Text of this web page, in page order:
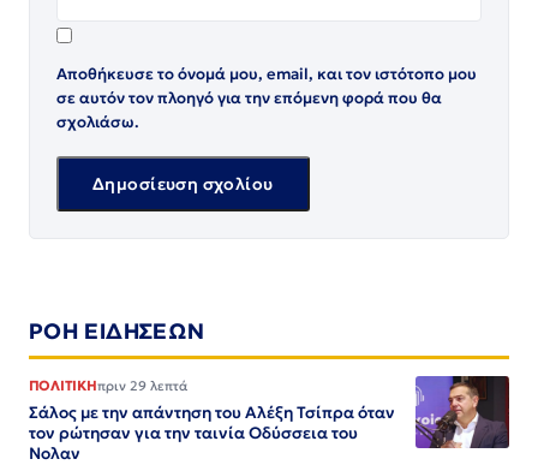
Αποθήκευσε το όνομά μου, email, και τον ιστότοπο μου
σε αυτόν τον πλοηγό για την επόμενη φορά που θα
σχολιάσω.
ΡΟΗ ΕΙΔΗΣΕΩΝ
ΠΟΛΙΤΙΚΗπριν 29 λεπτά
Σάλος με την απάντηση του Αλέξη Τσίπρα όταν
τον ρώτησαν για την ταινία Οδύσσεια του
Νολαν